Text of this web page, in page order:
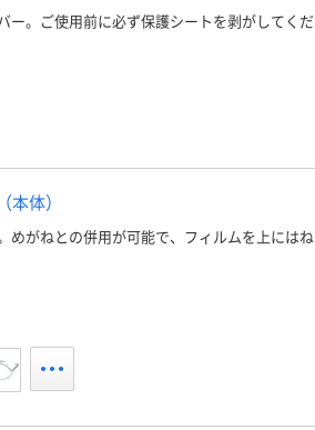
ー。ご使用前に必ず保護シートを剥がしてくだ
本体）
めがねとの併用が可能で、フィルムを上にはね